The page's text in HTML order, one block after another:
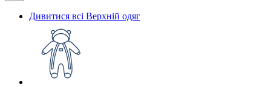
Дивитися всі Верхній одяг